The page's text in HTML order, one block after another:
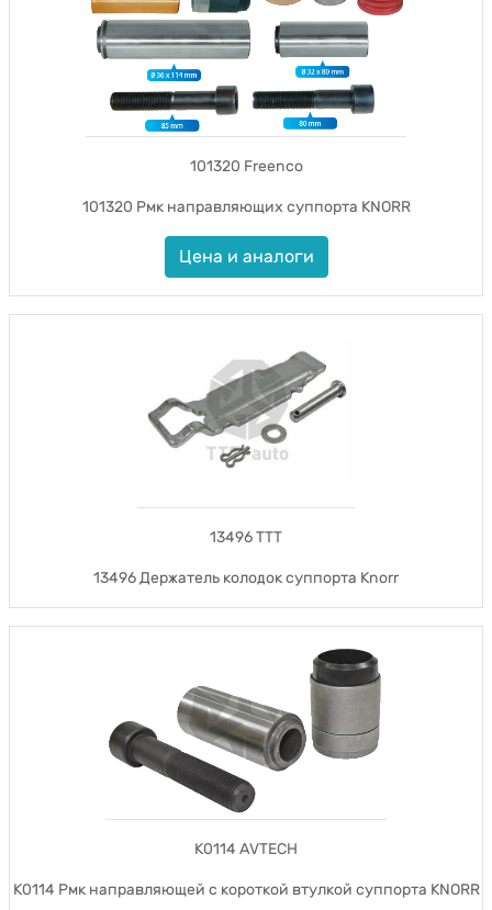
101320 Freenco
101320 Рмк направляющих суппорта KNORR
Цена и аналоги
13496 TTT
13496 Держатель колодок суппорта Knorr
K0114 AVTECH
K0114 Рмк направляющей с короткой втулкой суппорта KNORR